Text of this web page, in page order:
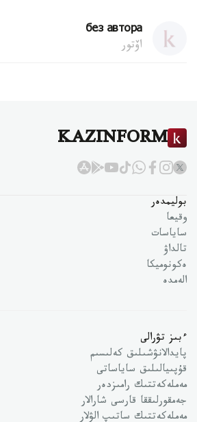
без автора
اۆتور
KAZINFORM
بوليمدەر
وقيعا
ساياسات
تالداۋ
ەكونوميكا
الەمدە
ءبىز تۋرالى
پايدالانۋشىلىق كەلىسىم
قۇپىيالىلىق ساياساتى
مەملەكەتتىك رامىزدەر
جەمقورلىققا قارسى شارالار
مەملەكەتتىك ساتىپ الۋلار